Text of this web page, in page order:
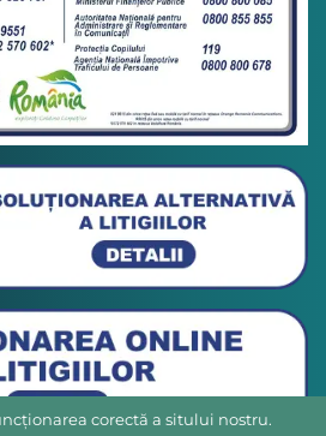
corectă a sitului nostru.